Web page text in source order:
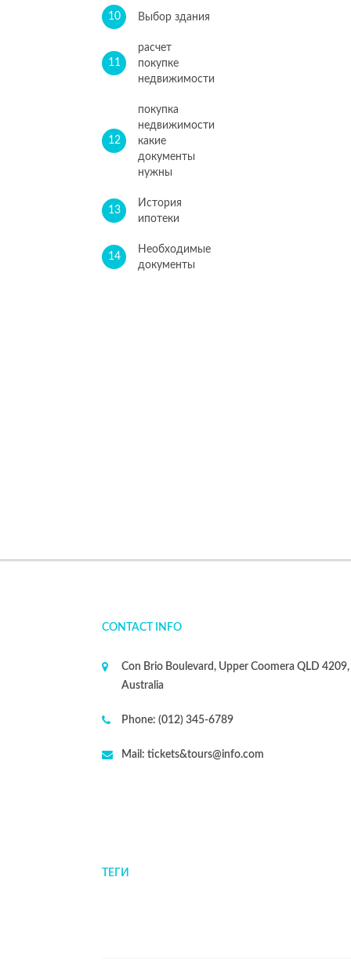
10 Выбор здания
11
расчет
покупке
недвижимости
12
покупка
недвижимости
какие
документы
нужны
13
История
ипотеки
14
Необходимые
документы
CONTACT INFO
Con Brio Boulevard, Upper Coomera QLD 4209,
Australia
Phone: (012) 345-6789
Mail: tickets&tours@info.com
ТЕГИ